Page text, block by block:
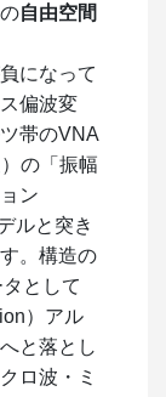
自由空間
になって
偏波変
帯のVNA
）の「振幅
ン
ルと突き
。構造の
として
）アル
と落とし
ロ波・ミ